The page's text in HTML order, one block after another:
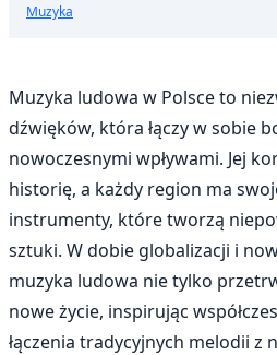
Muzyka
Muzyka ludowa w Polsce to
dźwięków, która łączy w sobie
nowoczesnymi wpływami. Jej
historię, a każdy region ma
instrumenty, które tworzą
sztuki. W dobie globalizacji i
muzyka ludowa nie tylko
nowe życie, inspirując
łączenia tradycyjnych melodii z